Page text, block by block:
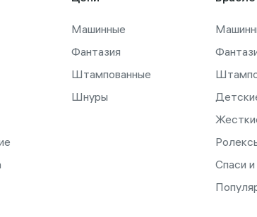
Машинные
Фантазия
Штампованные
Шнуры
Спаси